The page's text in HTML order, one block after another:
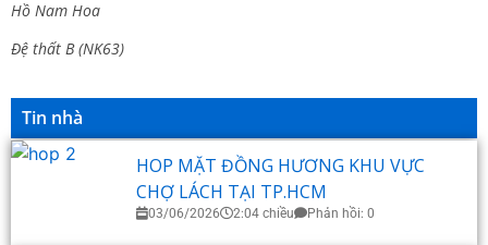
Hồ Nam Hoa
Đệ thất B (NK63)
Tin nhà
HOP MẶT ĐỒNG HƯƠNG KHU VỰC
CHỢ LÁCH TẠI TP.HCM
03/06/2026 2:04 chiều Phản hồi: 0